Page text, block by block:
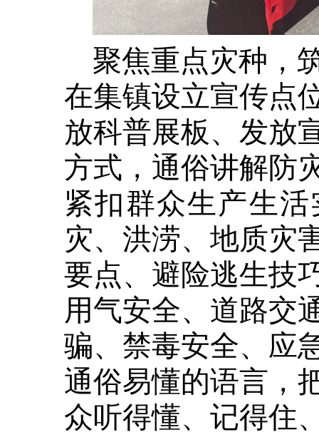
聚焦重点灾种，
在集镇设立宣传点
放科普展板、发放
方式，通俗讲解防
紧扣群众生产生
灾、洪涝、地质灾
要点、避险逃生技
用气安全、道路交
骗、禁毒安全、应
通俗易懂的语言，
众听得懂、记得住